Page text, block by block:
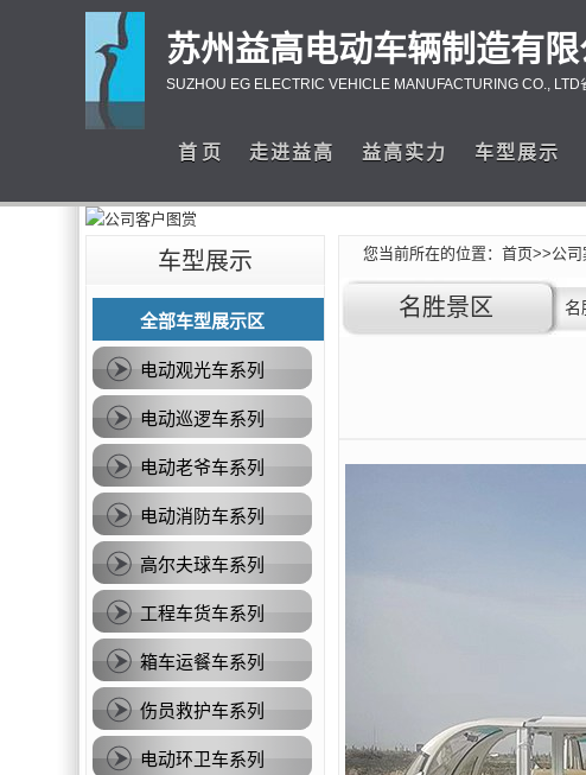
苏州益高电动车辆制造有限
SUZHOU EG ELECTRIC VEHICLE MANUFACTURING CO., LTD
首 页 走进益高 益高实力 车型展示
车型展示
全部车型展示区
电动观光车系列
电动巡逻车系列
电动老爷车系列
电动消防车系列
高尔夫球车系列
工程车货车系列
箱车运餐车系列
伤员救护车系列
电动环卫车系列
您当前所在的位置： 首页>>公司
名胜景区 名